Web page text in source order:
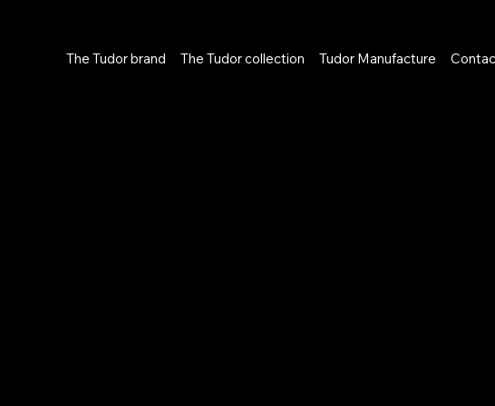
The Tudor brand The Tudor collection Tudor Manufacture